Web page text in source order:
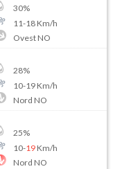
30%
11-18Km/h
Ovest NO
28%
10-19Km/h
Nord NO
25%
10-19Km/h
Nord NO